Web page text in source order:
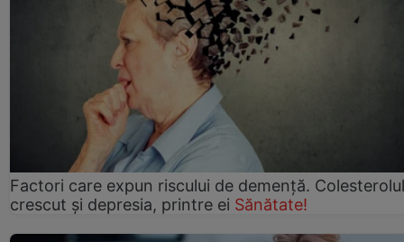
Factori care expun riscului de demență. Colesterolul
crescut şi depresia, printre ei Sănătate!